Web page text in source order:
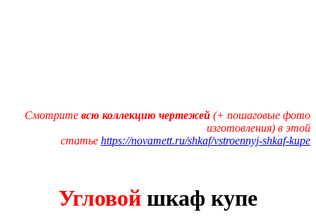
Смотрите всю коллекцию чертежей (+ пошаговые фото
изготовления) в этой
статье https://novamett.ru/shkaf/vstroennyj-shkaf-kupe
Угловой шкаф купе